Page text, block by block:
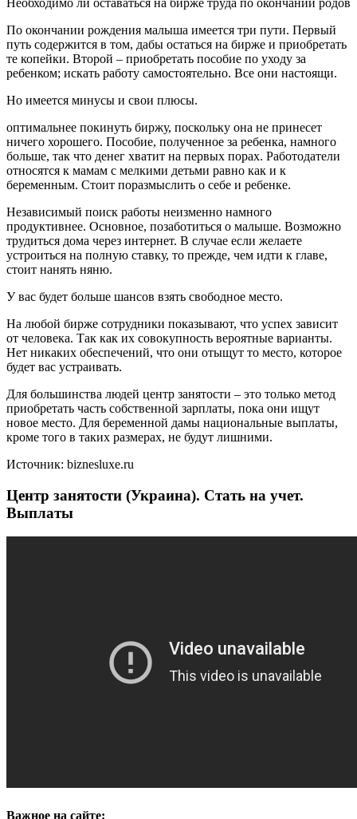
По окончании рождения малыша имеется три пути. Первый
путь содержится в том, дабы остаться на бирже и приобретать
те копейки. Второй – приобретать пособие по уходу за
ребенком; искать работу самостоятельно. Все они настоящи.
Но имеется минусы и свои плюсы.
оптимальнее покинуть биржу, поскольку она не принесет
ничего хорошего. Пособие, полученное за ребенка, намного
больше, так что денег хватит на первых порах. Работодатели
относятся к мамам с мелкими детьми равно как и к
беременным. Стоит поразмыслить о себе и ребенке.
Независимый поиск работы неизменно намного
продуктивнее. Основное, позаботиться о малыше. Возможно
трудиться дома через интернет. В случае если желаете
устроиться на полную ставку, то прежде, чем идти к главе,
стоит нанять няню.
У вас будет больше шансов взять свободное место.
На любой бирже сотрудники показывают, что успех зависит
от человека. Так как их совокупность вероятные варианты.
Нет никаких обеспечений, что они отыщут то место, которое
будет вас устраивать.
Для большинства людей центр занятости – это только метод
приобретать часть собственной зарплаты, пока они ищут
новое место. Для беременной дамы национальные выплаты,
кроме того в таких размерах, не будут лишними.
Источник: biznesluxe.ru
Центр занятости (Украина). Стать на учет.
Выплаты
Важное на сайте: